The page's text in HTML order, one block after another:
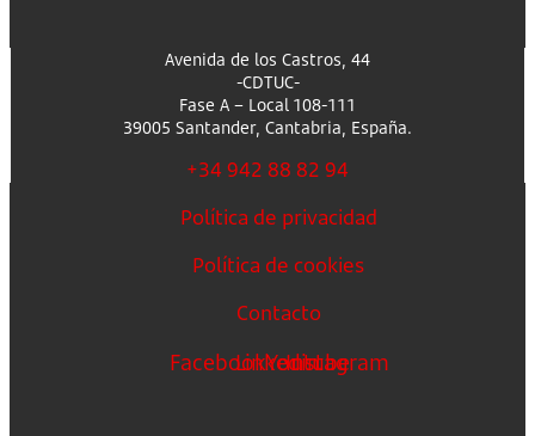
Avenida de los Castros, 44
-CDTUC-
Fase A – Local 108-111
39005 Santander, Cantabria, España.
+34 942 88 82 94
Política de privacidad
Política de cookies
Contacto
FacebookLinkedin
Youtube
Instagram